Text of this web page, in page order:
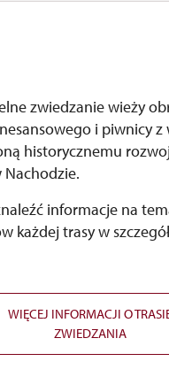
zwiedzanie wieży
i piwnicy z
historycznemu
Nachodzie.
informacje na
każdej trasy w
WIĘCEJ INFORMACJI O
ZWIEDZANIA